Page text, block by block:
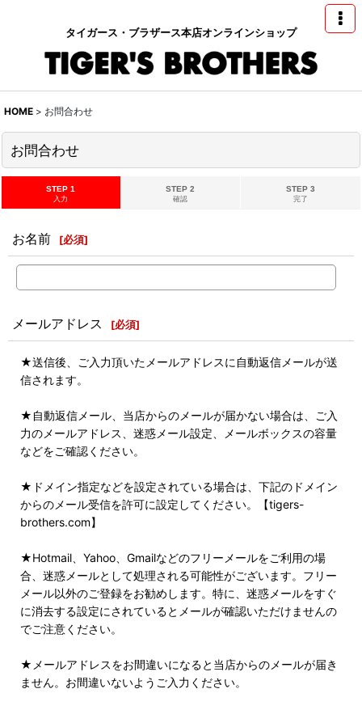
タイガース・ブラザース本店オンラインショップ
HOME > お問合わせ
お問合わせ
STEP 1
入力
STEP 2
確認
STEP 3
完了
お名前 [必須]
メールアドレス [必須]
★送信後、ご入力頂いたメールアドレスに自動返信メールが送
信されます。
★自動返信メール、当店からのメールが届かない場合は、ご入
力のメールアドレス、迷惑メール設定、メールボックスの容量
などをご確認ください。
★ドメイン指定などを設定されている場合は、下記のドメイン
からのメール受信を許可に設定してください。【tigers-
brothers.com】
★Hotmail、Yahoo、Gmailなどのフリーメールをご利用の場
合、迷惑メールとして処理される可能性がございます。フリー
メール以外のご登録をお勧めします。特に、迷惑メールをすぐ
に消去する設定にされているとメールが確認いただけませんの
でご注意ください。
★メールアドレスをお間違いになると当店からのメールが届き
ません。お間違いないようご入力ください。